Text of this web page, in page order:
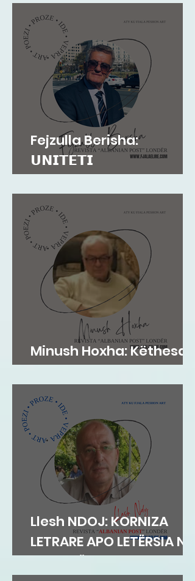
Fejzulla Berisha:
𝗨𝗡𝗜𝗧𝗘𝗧𝗜
𝗜𝗡𝗦𝗧𝗜𝗧𝗨𝗖𝗜𝗢𝗡𝗔𝗟...
Minush Hoxha: Këthesa
emotive e zemres
Llesh NDOJ: KORNIZA
LETRARE APO LETËRSIA NË
KORNIZË